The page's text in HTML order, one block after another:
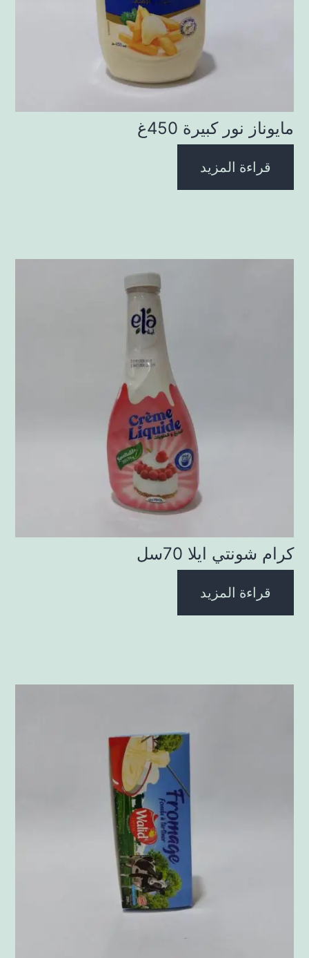
مايوناز نور كبيرة 450غ
قراءة المزيد
كرام شونتي ايلا 70سل
قراءة المزيد